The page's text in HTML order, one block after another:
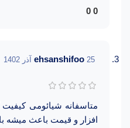
0
0
ehsanshifoo 25 آذر 1402
متاسفانه شیائومی
افزار و قیمت باعث میشه